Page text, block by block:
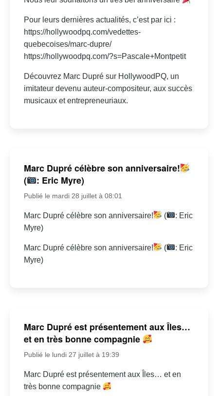
Pour leurs dernières actualités, c’est par ici :
https://hollywoodpq.com/vedettes-
quebecoises/marc-dupre/
https://hollywoodpq.com/?s=Pascale+Montpetit
Découvrez Marc Dupré sur HollywoodPQ, un
imitateur devenu auteur-compositeur, aux succès
musicaux et entrepreneuriaux.
Marc Dupré célèbre son anniversaire!
(
: Eric Myre)
Publié le mardi 28 juillet à 08:01
Marc Dupré célèbre son anniversaire! (
: Eric
Myre)
Marc Dupré célèbre son anniversaire! (
: Eric
Myre)
Marc Dupré est présentement aux Îles…
et en très bonne compagnie
Publié le lundi 27 juillet à 19:39
Marc Dupré est présentement aux Îles… et en
très bonne compagnie